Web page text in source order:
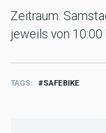
Zeitraum:
jeweils von 10:00
TAGS SAFEBIKE